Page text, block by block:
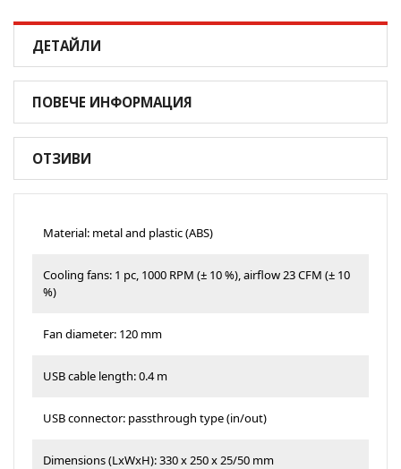
ДЕТАЙЛИ
ПОВЕЧЕ ИНФОРМАЦИЯ
ОТЗИВИ
Material: metal and plastic (ABS)
Cooling fans: 1 pc, 1000 RPM (± 10 %), airflow 23 CFM (± 10
%)
Fan diameter: 120 mm
USB cable length: 0.4 m
USB connector: passthrough type (in/out)
Dimensions (LxWxH): 330 x 250 x 25/50 mm